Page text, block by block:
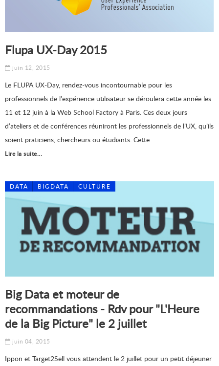
Flupa UX-Day 2015
juin 12, 2015
Le FLUPA UX-Day, rendez-vous incontournable pour les
professionnels de l’expérience utilisateur se déroulera cette année les
11 et 12 juin à la Web School Factory à Paris. Ces deux jours
d’ateliers et de conférences réuniront les professionnels de l’UX, qu’ils
soient praticiens, chercheurs ou étudiants. Cette
Lire la suite...
DATA BIGDATA CULTURE
Big Data et moteur de
recommandations - Rdv pour "L'Heure
de la Big Picture" le 2 juillet
juin 04, 2015
Ippon et Target2Sell vous attendent le 2 juillet pour un petit déjeuner